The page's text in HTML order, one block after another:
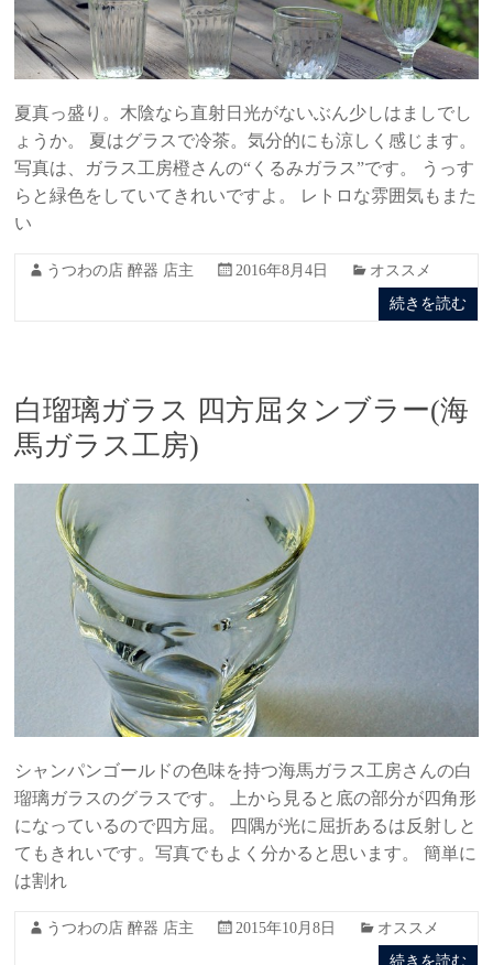
夏真っ盛り。木陰なら直射日光がないぶん少しはましでし
ょうか。 夏はグラスで冷茶。気分的にも涼しく感じます。
写真は、ガラス工房橙さんの“くるみガラス”です。 うっす
らと緑色をしていてきれいですよ。 レトロな雰囲気もまた
い
うつわの店 醉器 店主 2016年8月4日
オススメ
続きを読む
白瑠璃ガラス 四方屈タンブラー(海
馬ガラス工房)
シャンパンゴールドの色味を持つ海馬ガラス工房さんの白
瑠璃ガラスのグラスです。 上から見ると底の部分が四角形
になっているので四方屈。 四隅が光に屈折あるは反射しと
てもきれいです。写真でもよく分かると思います。 簡単に
は割れ
うつわの店 醉器 店主 2015年10月8日
オススメ
続きを読む